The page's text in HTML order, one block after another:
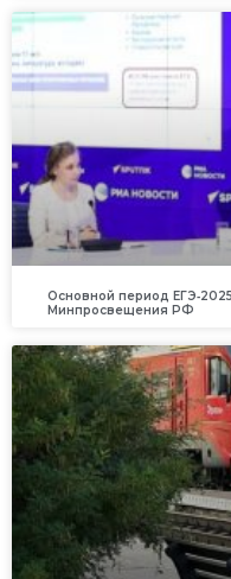
Основной период
Минпросвещения РФ